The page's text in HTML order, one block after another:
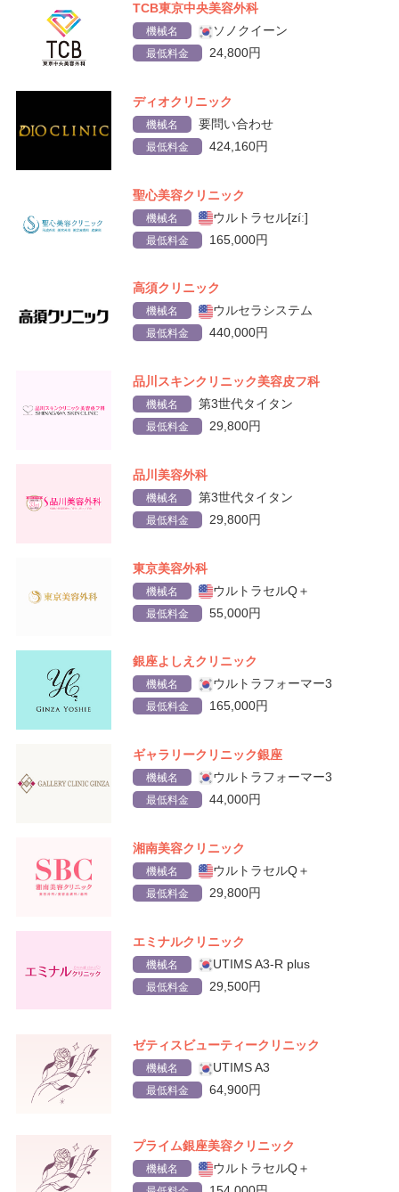
TCB東京中央美容外科
機械名 ソノクイーン
最低料金 24,800円
ディオクリニック
機械名 要問い合わせ
最低料金 424,160円
聖心美容クリニック
機械名 ウルトラセル[zíː]
最低料金 165,000円
高須クリニック
機械名 ウルセラシステム
最低料金 440,000円
品川スキンクリニック美容皮フ科
機械名 第3世代タイタン
最低料金 29,800円
品川美容外科
機械名 第3世代タイタン
最低料金 29,800円
東京美容外科
機械名 ウルトラセルQ＋
最低料金 55,000円
銀座よしえクリニック
機械名 ウルトラフォーマー3
最低料金 165,000円
ギャラリークリニック銀座
機械名 ウルトラフォーマー3
最低料金 44,000円
湘南美容クリニック
機械名 ウルトラセルQ＋
最低料金 29,800円
エミナルクリニック
機械名 UTIMS A3-R plus
最低料金 29,500円
ゼティスビューティークリニック
機械名 UTIMS A3
最低料金 64,900円
プライム銀座美容クリニック
機械名 ウルトラセルQ＋